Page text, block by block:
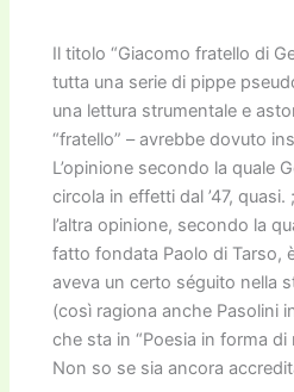
Il titolo “Giacomo fratello di
tutta una serie di pippe
una lettura strumentale e
“fratello” – avrebbe dovuto
L’opinione secondo la quale
circola in effetti dal ’47, quasi.
l’altra opinione, secondo la
fatto fondata Paolo di Tarso,
aveva un certo séguito nella
(così ragiona anche Pasolini in
che sta in “Poesia in forma di
Non so se sia ancora